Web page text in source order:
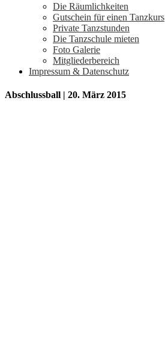
Die Räumlichkeiten
Gutschein für einen Tanzkurs
Private Tanzstunden
Die Tanzschule mieten
Foto Galerie
Mitgliederbereich
Impressum & Datenschutz
Abschlussball | 20. März 2015